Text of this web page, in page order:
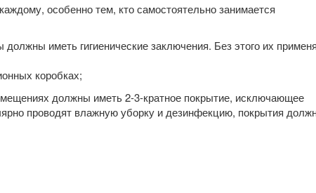
особенно тем, кто самосто­ятельно занимается
иметь гигиенические заключе­ния. Без этого их
коробках;
должны иметь 2-3-кратное покрытие, исключающее
проводят влажную уборку и дезинфек­цию, покрытия